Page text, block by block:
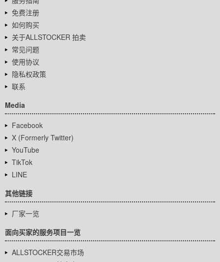
免费注册
如何购买
关于ALLSTOCKER 拍卖
常见问题
使用协议
隐私权政策
联系
Media
Facebook
X (Formerly Twitter)
YouTube
TikTok
LINE
其他链接
厂家一览
面向买家的服务项目一览
ALLSTOCKER交易市场